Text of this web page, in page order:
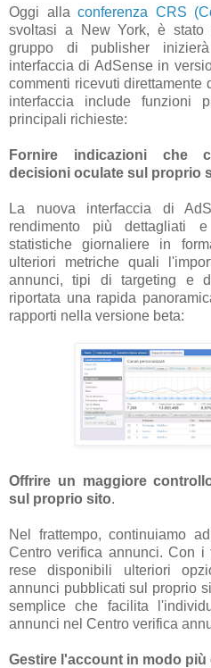
Oggi alla conferenza CRS
svoltasi a New York, è stato
gruppo di publisher
interfaccia di AdSense in
commenti ricevuti direttamente
interfaccia include funzioni
principali richieste:
Fornire indicazioni che
decisioni oculate sul proprio
La nuova interfaccia di
rendimento più dettagliati
statistiche giornaliere in
ulteriori metriche quali
annunci, tipi di targeting e
riportata una rapida
rapporti nella versione beta:
Offrire un maggiore
sul proprio sito.
Nel frattempo, continuiamo
Centro verifica annunci. Con i
rese disponibili ulteriori
annunci pubblicati sul proprio
semplice che facilita
annunci nel Centro verifica
Gestire l'account in modo più